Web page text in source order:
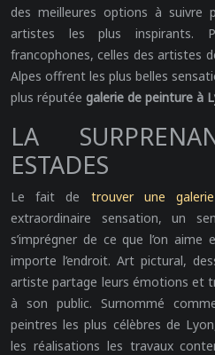
des meilleures options à suivre
artistes les plus inspirants.
francophones, celles des artistes
Alpes offrent les plus belles
plus réputée galerie de peinture à
LA
ESTADES
Le fait de trouver une
extraordinaire sensation, un
s’imprégner de ce que l’on
importe l’endroit. Art pictural,
artiste partage leurs émotions et
à son public. Surnommé
peintres les plus célèbres de
les réalisations les travaux